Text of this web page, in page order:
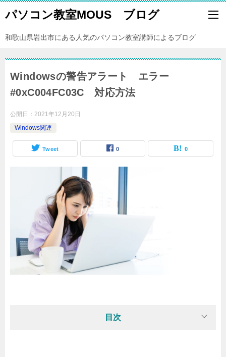
パソコン教室MOUS ブログ
和歌山県岩出市にある人気のパソコン教室講師によるブログ
Windowsの警告アラート エラー
#0xC004FC03C 対応方法
公開日： 2021年12月20日
Windows関連
Tweet 0 0
目次